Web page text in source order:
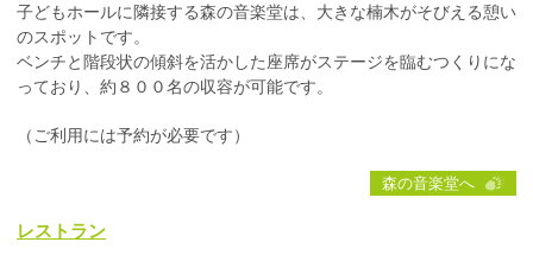
子どもホールに隣接する森の音楽堂は、大きな楠木がそびえる憩い
のスポットです。
ベンチと階段状の傾斜を活かした座席がステージを臨むつくりにな
っており、約８００名の収容が可能です。
（ご利用には予約が必要です）
森の音楽堂へ
レストラン